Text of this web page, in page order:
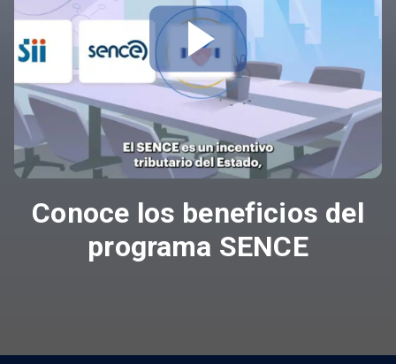
Conoce los beneficios del
programa SENCE